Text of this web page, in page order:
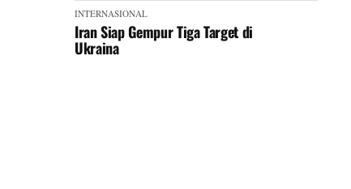
INTERNASIONAL
Iran Siap Gempur Tiga Target di
Ukraina